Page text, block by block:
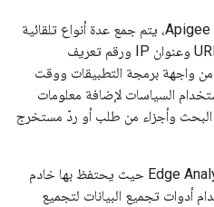
عند تمرير البيانات من خلال Apigee Edge، يتم جمع عدة أنواع تلقائية
من المعلومات، بما في ذلك عنوان URL وعنوان IP ورقم تعريف
من واجهة برمجة التطبيقات ووقت
السياسات لإضافة معلومات
البحث وأجزاء من طلب أو ردّ مستخرج
يتم إرسال جميع البيانات إلى Edge Analytics حيث يحتفظ بها خادم
أدوات تجميع البيانات لتجميع